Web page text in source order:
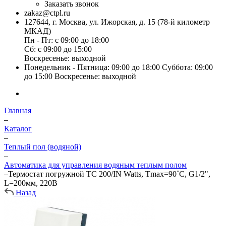
Заказать звонок
zakaz@ctpl.ru
127644, г. Москва, ул. Ижорская, д. 15 (78-й километр
МКАД)
Пн - Пт: с 09:00 до 18:00
Сб: с 09:00 до 15:00
Воскресенье: выходной
Понедельник - Пятница: 09:00 до 18:00 Суббота: 09:00
до 15:00 Воскресенье: выходной
Главная
–
Каталог
–
Теплый пол (водяной)
–
Автоматика для управления водяным теплым полом
–Термостат погружной TC 200/IN Watts, Tmax=90˚С, G1/2",
L=200мм, 220В
Назад